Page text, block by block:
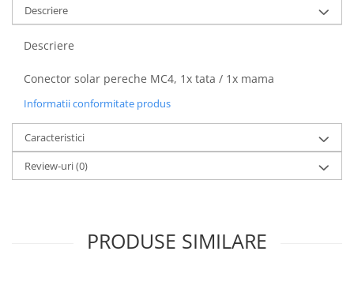
Acumulatori Moto, ATV
AGM
Li-Ion
Deep Cycle - Tractiune/Semi-
Tractiune
Marine & Caravan
APC
Redresoare, incarcatoare si testere
Descriere
Descriere
Conector solar pereche MC4, 1x tata / 1x mama
Informatii conformitate produs
Caracteristici
Review-uri(0)
PRODUSE SIMILARE